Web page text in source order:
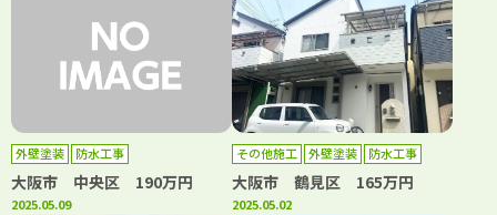
外壁塗装 防水工事
大阪市 中央区 190万円
2025.05.09
その他施工 外壁塗装 防水工事
大阪市 鶴見区 165万円
2025.05.02